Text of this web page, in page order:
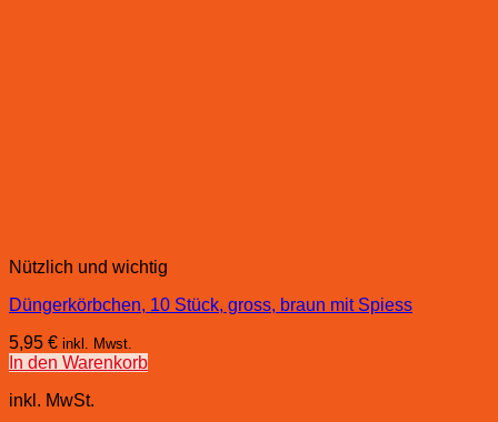
Nützlich und wichtig
Düngerkörbchen, 10 Stück, gross, braun mit Spiess
5,95 € inkl. Mwst.
In den Warenkorb
inkl. MwSt.